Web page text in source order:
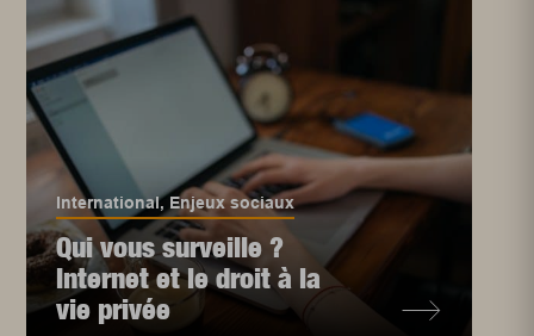
International, Enjeux sociaux
Qui vous surveille ?
Internet et le droit à la
vie privée